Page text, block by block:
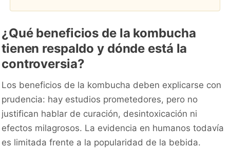
¿Qué beneficios de la kombucha
tienen respaldo y dónde está la
controversia?
Los beneficios de la kombucha deben explicarse con
prudencia: hay estudios prometedores, pero no
justifican hablar de curación, desintoxicación ni
efectos milagrosos. La evidencia en humanos todavía
es limitada frente a la popularidad de la bebida.